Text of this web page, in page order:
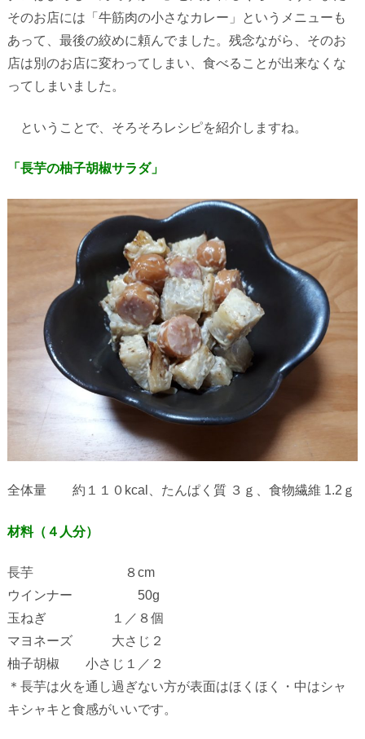
そのお店には「牛筋肉の小さなカレー」というメニューも
あって、最後の絞めに頼んでました。残念ながら、そのお
店は別のお店に変わってしまい、食べることが出来なくな
ってしまいました。
ということで、そろそろレシピを紹介しますね。
「長芋の柚子胡椒サラダ」
全体量 約１１０ kcal 、たんぱく質 ３ｇ、食物繊維 1.2 ｇ
材料（４人分）
長芋 ８cm
ウインナー 50g
玉ねぎ １／８個
マヨネーズ 大さじ２
柚子胡椒 小さじ１／２
＊長芋は火を通し過ぎない方が表面はほくほく・中はシャ
キシャキと食感がいいです。